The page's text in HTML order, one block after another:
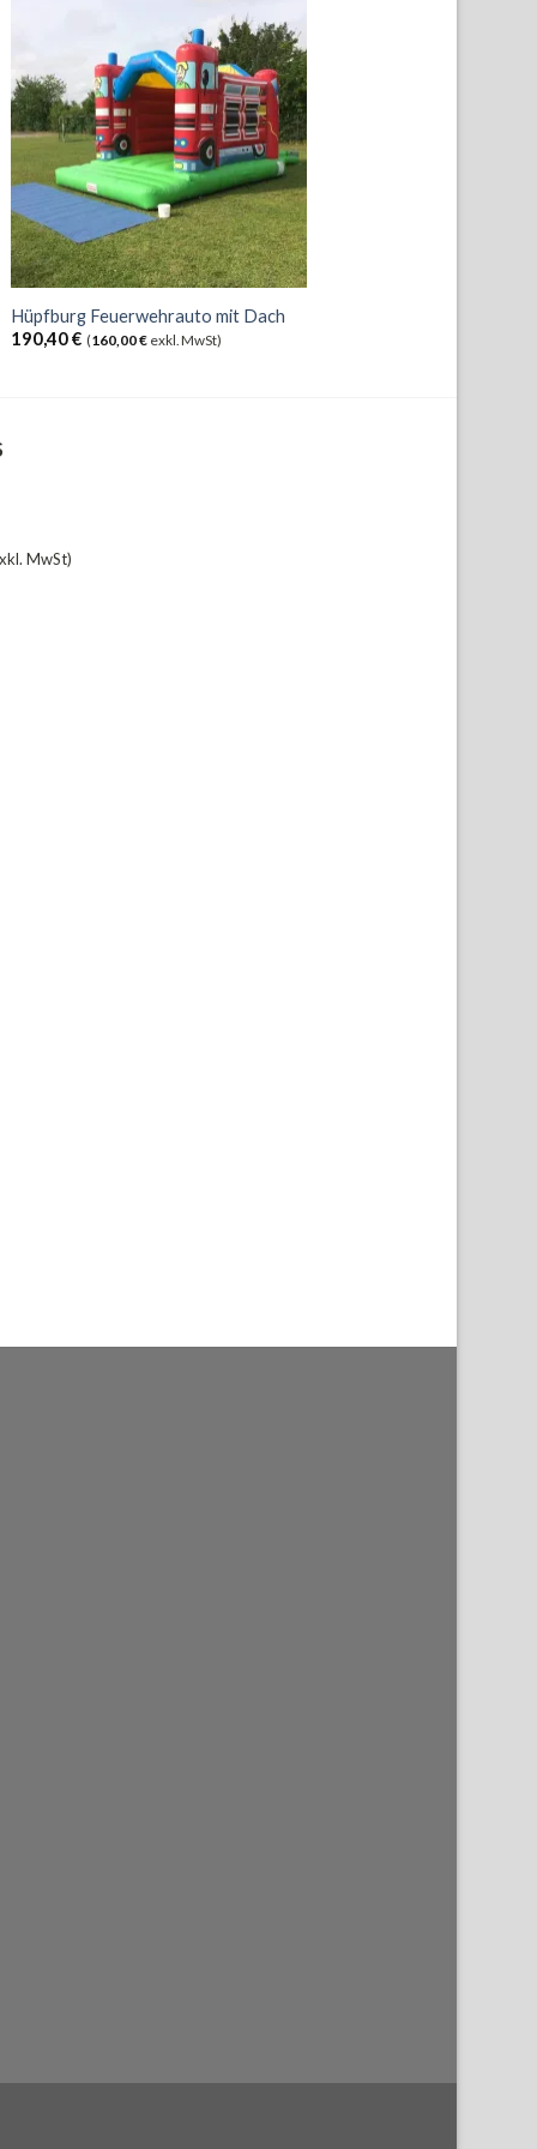
Hüpfburg Feuerwehrauto mit Dach
190,40€ (160,00€exkl. MwSt)
MwSt)